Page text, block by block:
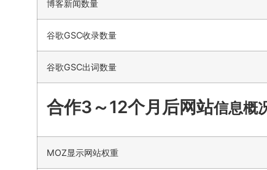
博客新闻数量
谷歌GSC收录数量
谷歌GSC出词数量
合作3～12个月后网站信息概
MOZ显示网站权重